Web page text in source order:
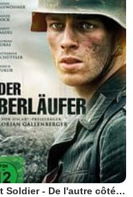
Lost Soldier - De l'autre côté du front